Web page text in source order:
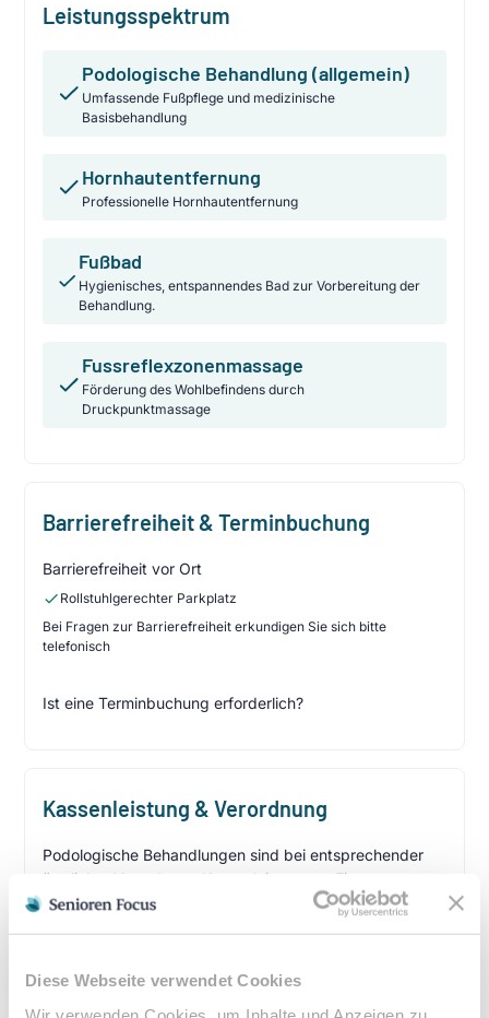
Diese Webseite verwendet Cookies
Leistungsspektrum
Podologische Behandlung (allgemein)
Umfassende Fußpflege und medizinische
Basisbehandlung
Hornhautentfernung
Professionelle Hornhautentfernung
Fußbad
Hygienisches, entspannendes Bad zur Vorbereitung der
Behandlung.
Fussreflexzonenmassage
Förderung des Wohlbefindens durch
Druckpunktmassage
Barrierefreiheit & Terminbuchung
Barrierefreiheit vor Ort
Rollstuhlgerechter Parkplatz
Bei Fragen zur Barrierefreiheit erkundigen Sie sich bitte
telefonisch
Ist eine Terminbuchung erforderlich?
Kassenleistung & Verordnung
Podologische Behandlungen sind bei entsprechender
ärztlicher Verordnung Kassenleistungen. Eine
Heilmittelverordnung erhalten Sie von Ihrem Hausarzt